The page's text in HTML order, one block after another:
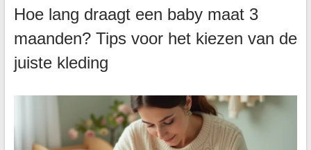
Hoe lang draagt een baby maat 3
maanden? Tips voor het kiezen van de
juiste kleding